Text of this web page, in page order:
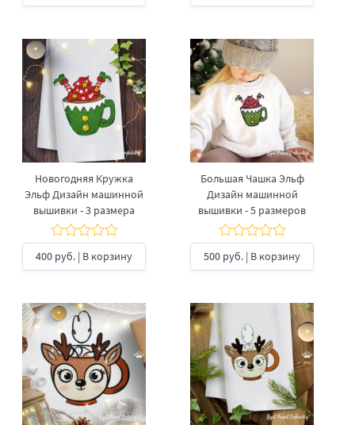
Новогодняя Кружка
Эльф Дизайн машинной
вышивки - 3 размера
400 руб. | В корзину
Большая Чашка Эльф
Дизайн машинной
вышивки - 5 размеров
500 руб. | В корзину